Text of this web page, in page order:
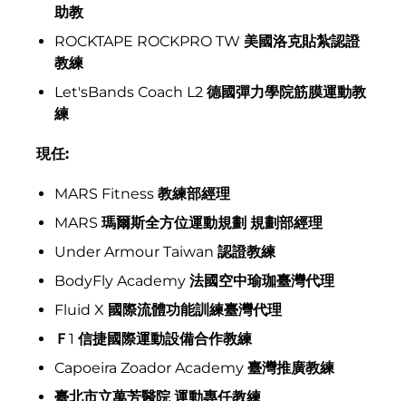
助教
ROCKTAPE ROCKPRO TW 美國洛克貼紮認證
教練
Let'sBands Coach L2 德國彈力學院筋膜運動教
練
現任:
MARS Fitness 教練部經理
MARS 瑪爾斯全方位運動規劃 規劃部經理
Under Armour Taiwan 認證教練
BodyFly Academy 法國空中瑜珈臺灣代理
Fluid X 國際流體功能訓練臺灣代理
Ｆ 1 信捷國際運動設備合作教練
Capoeira Zoador Academy 臺灣推廣教練
臺北市立萬芳醫院 運動專任教練
Åland Islands (EUR
Algeria (DZD د.ج)